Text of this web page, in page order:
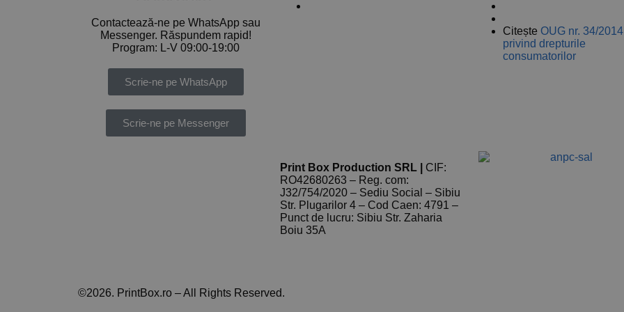
Contactează-ne pe WhatsApp sau
Messenger. Răspundem rapid!
Program: L-V 09:00-19:00
Scrie-ne pe WhatsApp
Scrie-ne pe Messenger
Citește OUG nr. 34/2014
privind drepturile
consumatorilor
Print Box Production SRL | CIF:
RO42680263 – Reg. com:
J32/754/2020 – Sediu Social – Sibiu
Str. Plugarilor 4 – Cod Caen: 4791 –
Punct de lucru: Sibiu Str. Zaharia
Boiu 35A
©2026. PrintBox.ro – All Rights Reserved.